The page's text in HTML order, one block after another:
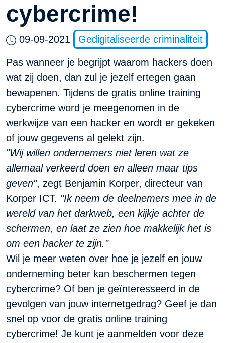
cybercrime!
09-09-2021 Gedigitaliseerde criminaliteit
Pas wanneer je begrijpt waarom hackers doen
wat zij doen, dan zul je jezelf ertegen gaan
bewapenen. Tijdens de gratis online training
cybercrime word je meegenomen in de
werkwijze van een hacker en wordt er gekeken
of jouw gegevens al gelekt zijn.
"Wij willen ondernemers niet leren wat ze
allemaal verkeerd doen en alleen maar tips
geven", zegt Benjamin Korper, directeur van
Korper ICT. "Ik neem de deelnemers mee in de
wereld van het darkweb, een kijkje achter de
schermen, en laat ze zien hoe makkelijk het is
om een hacker te zijn."
Wil je meer weten over hoe je jezelf en jouw
onderneming beter kan beschermen tegen
cybercrime? Of ben je geïnteresseerd in de
gevolgen van jouw internetgedrag? Geef je dan
snel op voor de gratis online training
cybercrime! Je kunt je aanmelden voor deze